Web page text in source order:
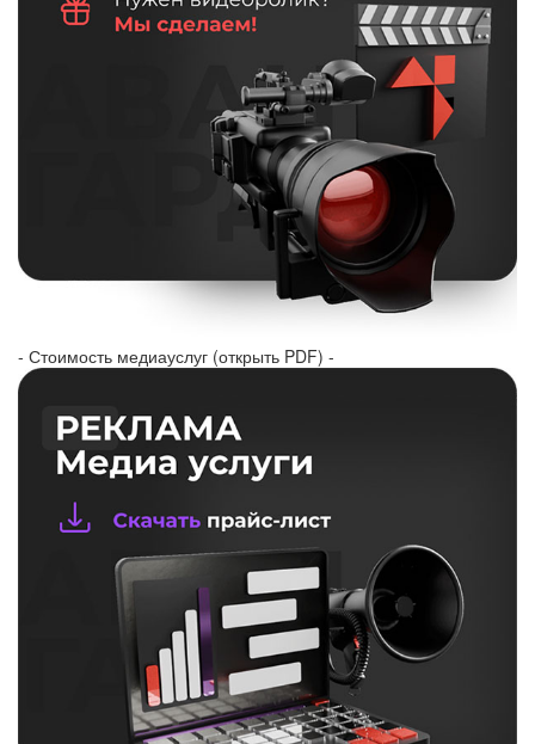
- Стоимость медиауслуг (открыть PDF) -